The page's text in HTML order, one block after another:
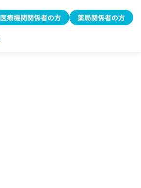
医療機関関係者の方 薬局関係者の方